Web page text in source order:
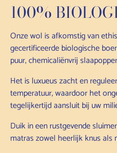
100%
Onze wol is afkomstig van
gecertificeerde biologische
puur, chemicaliënvrij
Het is luxueus zacht en
temperatuur, waardoor het
tegelijkertijd aansluit bij uw
Duik in een rustgevende
matras zowel heerlijk knus als